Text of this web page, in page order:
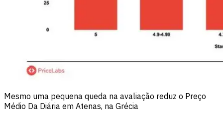
Mesmo uma pequena queda na avaliação reduz o Preço
Médio Da Diária em Atenas, na Grécia